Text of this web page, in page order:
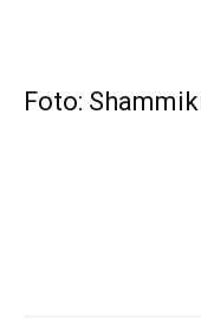
Foto: